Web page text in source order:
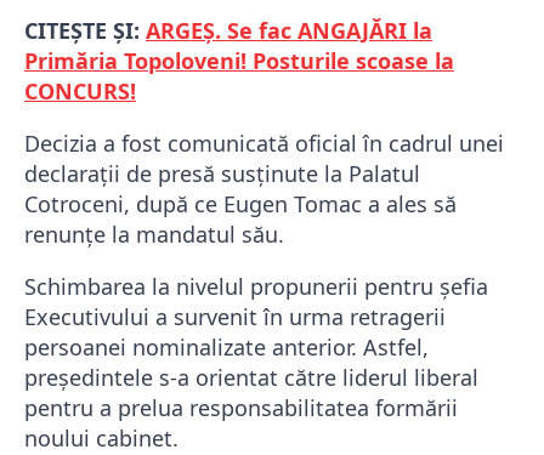
CITEȘTE ȘI: ARGEȘ. Se fac ANGAJĂRI la
Primăria Topoloveni! Posturile scoase la
CONCURS!
Decizia a fost comunicată oficial în cadrul unei
declarații de presă susținute la Palatul
Cotroceni, după ce Eugen Tomac a ales să
renunțe la mandatul său.
Schimbarea la nivelul propunerii pentru șefia
Executivului a survenit în urma retragerii
persoanei nominalizate anterior. Astfel,
președintele s-a orientat către liderul liberal
pentru a prelua responsabilitatea formării
noului cabinet.